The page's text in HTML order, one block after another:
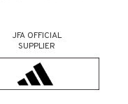
JFA OFFICIAL
SUPPLIER